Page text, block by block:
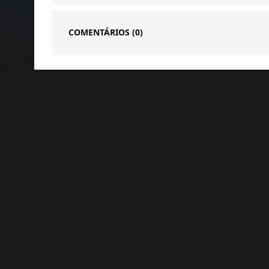
COMENTÁRIOS (0)